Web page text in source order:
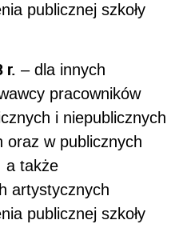
publicznej szkoły
r. – dla innych
pracowników
i niepublicznych
oraz w publicznych
a także
artystycznych
publicznej szkoły